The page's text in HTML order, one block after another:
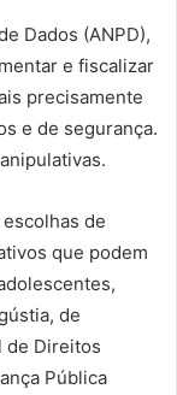
Dados (ANPD),
e fiscalizar
precisamente
e de segurança.
de
que podem
de
de Direitos
Pública